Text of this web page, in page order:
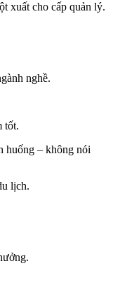
xuất cho cấp quản lý.
nghề.
tốt.
huống – không nói
lịch.